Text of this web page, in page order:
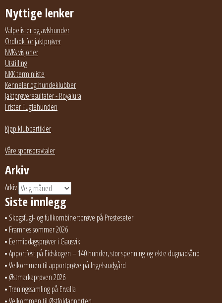
Nyttige lenker
Valpelister og avlshunder
Ordbok for jaktprøver
NVKs visjoner
Utstilling
NKK terminliste
Kenneler og hundeklubber
Jaktprøveresultater - Royalura
Frister Fuglehunden
Kjøp klubbartikler
Våre sponsoravtaler
Arkiv
Arkiv
Siste innlegg
Skogsfugl- og fullkombinertprøve på Presteseter
Framnes sommer 2026
Eermiddagsprøver i Gausvik
Apportfest på Eidskogen – 140 hunder, stor spenning og ekte dugnadsånd
Velkommen til apportprøve på Ingelsrudgård
Østmarkaprøven 2026
Treningssamling på Ervalla